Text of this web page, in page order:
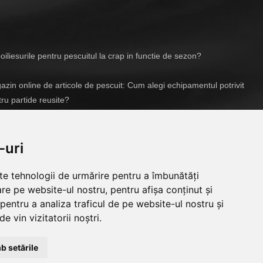
uri
tehnologii de urmărire pentru a îmbunătăți
pe website-ul nostru, pentru afișa conținut și
a analiza traficul de pe website-ul nostru și
vin vizitatorii noștri.
setările
pentru pescuitul la crap in functie de sezon?
online de articole de pescuit: Cum alegi echipamentul potrivit
partide reusite?